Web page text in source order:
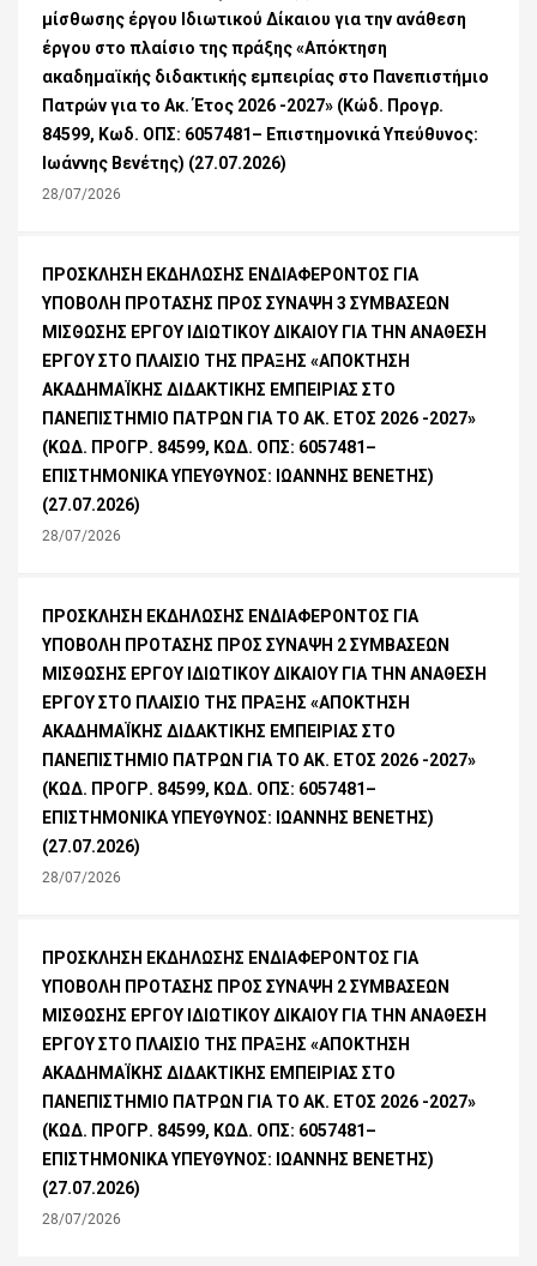
μίσθωσης έργου Ιδιωτικού Δίκαιου για την ανάθεση
έργου στο πλαίσιο της πράξης «Απόκτηση
ακαδημαϊκής διδακτικής εμπειρίας στο Πανεπιστήμιο
Πατρών για το Ακ. Έτος 2026 -2027» (Κώδ. Προγρ.
84599, Κωδ. ΟΠΣ: 6057481– Επιστημονικά Υπεύθυνος:
Ιωάννης Βενέτης) (27.07.2026)
28/07/2026
ΠΡΟΣΚΛΗΣΗ ΕΚΔΗΛΩΣΗΣ ΕΝΔΙΑΦΕΡΟΝΤΟΣ ΓΙΑ
ΥΠΟΒΟΛΗ ΠΡΟΤΑΣΗΣ ΠΡΟΣ ΣΥΝΑΨΗ 3 ΣΥΜΒΑΣΕΩΝ
ΜΙΣΘΩΣΗΣ ΕΡΓΟΥ ΙΔΙΩΤΙΚΟΥ ΔΙΚΑΙΟΥ ΓΙΑ ΤΗΝ ΑΝΑΘΕΣΗ
ΕΡΓΟΥ ΣΤΟ ΠΛΑΙΣΙΟ ΤΗΣ ΠΡΑΞΗΣ «ΑΠΟΚΤΗΣΗ
ΑΚΑΔΗΜΑΪΚΗΣ ΔΙΔΑΚΤΙΚΗΣ ΕΜΠΕΙΡΙΑΣ ΣΤΟ
ΠΑΝΕΠΙΣΤΗΜΙΟ ΠΑΤΡΩΝ ΓΙΑ ΤΟ ΑΚ. ΕΤΟΣ 2026 -2027»
(ΚΩΔ. ΠΡΟΓΡ. 84599, ΚΩΔ. ΟΠΣ: 6057481–
ΕΠΙΣΤΗΜΟΝΙΚΑ ΥΠΕΥΘΥΝΟΣ: ΙΩΑΝΝΗΣ ΒΕΝΕΤΗΣ)
(27.07.2026)
28/07/2026
ΠΡΟΣΚΛΗΣΗ ΕΚΔΗΛΩΣΗΣ ΕΝΔΙΑΦΕΡΟΝΤΟΣ ΓΙΑ
ΥΠΟΒΟΛΗ ΠΡΟΤΑΣΗΣ ΠΡΟΣ ΣΥΝΑΨΗ 2 ΣΥΜΒΑΣΕΩΝ
ΜΙΣΘΩΣΗΣ ΕΡΓΟΥ ΙΔΙΩΤΙΚΟΥ ΔΙΚΑΙΟΥ ΓΙΑ ΤΗΝ ΑΝΑΘΕΣΗ
ΕΡΓΟΥ ΣΤΟ ΠΛΑΙΣΙΟ ΤΗΣ ΠΡΑΞΗΣ «ΑΠΟΚΤΗΣΗ
ΑΚΑΔΗΜΑΪΚΗΣ ΔΙΔΑΚΤΙΚΗΣ ΕΜΠΕΙΡΙΑΣ ΣΤΟ
ΠΑΝΕΠΙΣΤΗΜΙΟ ΠΑΤΡΩΝ ΓΙΑ ΤΟ ΑΚ. ΕΤΟΣ 2026 -2027»
(ΚΩΔ. ΠΡΟΓΡ. 84599, ΚΩΔ. ΟΠΣ: 6057481–
ΕΠΙΣΤΗΜΟΝΙΚΑ ΥΠΕΥΘΥΝΟΣ: ΙΩΑΝΝΗΣ ΒΕΝΕΤΗΣ)
(27.07.2026)
28/07/2026
ΠΡΟΣΚΛΗΣΗ ΕΚΔΗΛΩΣΗΣ ΕΝΔΙΑΦΕΡΟΝΤΟΣ ΓΙΑ
ΥΠΟΒΟΛΗ ΠΡΟΤΑΣΗΣ ΠΡΟΣ ΣΥΝΑΨΗ 2 ΣΥΜΒΑΣΕΩΝ
ΜΙΣΘΩΣΗΣ ΕΡΓΟΥ ΙΔΙΩΤΙΚΟΥ ΔΙΚΑΙΟΥ ΓΙΑ ΤΗΝ ΑΝΑΘΕΣΗ
ΕΡΓΟΥ ΣΤΟ ΠΛΑΙΣΙΟ ΤΗΣ ΠΡΑΞΗΣ «ΑΠΟΚΤΗΣΗ
ΑΚΑΔΗΜΑΪΚΗΣ ΔΙΔΑΚΤΙΚΗΣ ΕΜΠΕΙΡΙΑΣ ΣΤΟ
ΠΑΝΕΠΙΣΤΗΜΙΟ ΠΑΤΡΩΝ ΓΙΑ ΤΟ ΑΚ. ΕΤΟΣ 2026 -2027»
(ΚΩΔ. ΠΡΟΓΡ. 84599, ΚΩΔ. ΟΠΣ: 6057481–
ΕΠΙΣΤΗΜΟΝΙΚΑ ΥΠΕΥΘΥΝΟΣ: ΙΩΑΝΝΗΣ ΒΕΝΕΤΗΣ)
(27.07.2026)
28/07/2026